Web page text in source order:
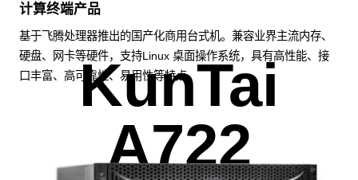
计算终端产品
基于飞腾处理器推出的国产化商用台式机。兼容业界主流内存、
硬盘、网卡等硬件，支持Linux 桌面操作系统，具有高性能、接
口丰富、高可靠性、易用性等特点。
KunTai
A722